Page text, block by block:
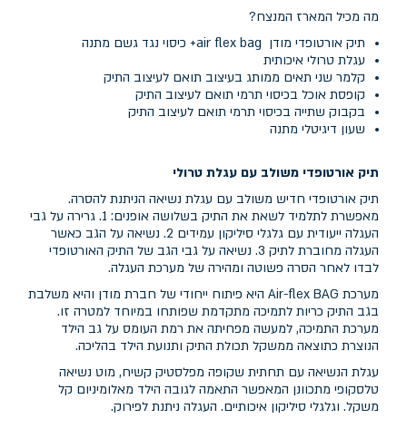
מה מכיל המארז המנצח?
תיק אורטופדי מודן air flex bag+ כיסוי נגד גשם מתנה
עגלת טרולי איכותית
קלמר שני תאים ממותג בעיצוב תואם לעיצוב התיק
קופסת אוכל בכיסוי תרמי תואם לעיצוב התיק
בקבוק שתייה בכיסוי תרמי תואם לעיצוב התיק
שעון דיגיטלי מתנה
תיק אורטופדי משולב עם עגלת טרולי
תיק אורטופדי חדיש משולב עם עגלת נשיאה הניתנת להסרה.
מאפשרת לתלמיד לשאת את התיק בשלושה אופנים: 1. גרירה על גבי
העגלה ייעודית עם גלגלי סיליקון עמידים 2. נשיאה על הגב כאשר
העגלה מחוברת לתיק 3. נשיאה על גבי הגב של התיק האורטופדי
לבדו לאחר הסרה פשוטה ומהירה של מערכת העגלה.
מערכת Air-flex BAG היא פיתוח ייחודי של חברת מודן והיא משלבת
בגב התיק כריות לתמיכה מתקדמת שפותחו במיוחד למטרה זו.
מערכת התמיכה, למעשה מפחיתה את רמת העומס על גב הילד
הנוצרת כתוצאה ממשקל תכולת התיק ותנועת הילד בהליכה.
עגלת הנשיאה עם תחתית שקופה מפלסטיק קשיח, מוט נשיאה
טלסקופי מתכוונן המאפשר התאמה לגובה הילד מאלומיניום קל
משקל. וגלגלי סיליקון איכותיים. העגלה ניתנת לפירוק.